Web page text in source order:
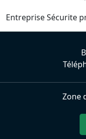
Entreprise Sécurite
Zone